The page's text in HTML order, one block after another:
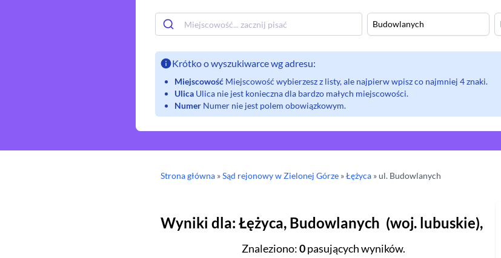
Krótko o wyszukiwarce wg adresu:
Miejscowość Miejscowość wybierzesz z listy, ale najpierw wpisz co najmniej 4 znaki.
Ulica Ulica nie jest konieczna dla bardzo małych miejscowości.
Numer Numer nie jest polem obowiązkowym.
Strona główna »Sąd rejonowyw Zielonej Górze »Łężyca » ul. Budowlanych
Wyniki dla:Łężyca, Budowlanych (woj. lubuskie),
Znaleziono:0pasujących wyników.